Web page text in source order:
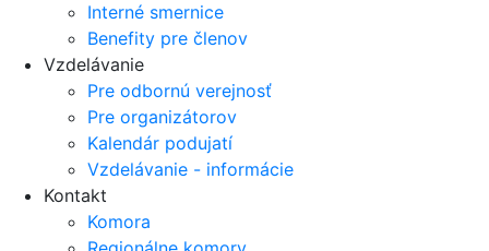
Interné smernice
Benefity pre členov
Vzdelávanie
Pre odbornú verejnosť
Pre organizátorov
Kalendár podujatí
Vzdelávanie - informácie
Kontakt
Komora